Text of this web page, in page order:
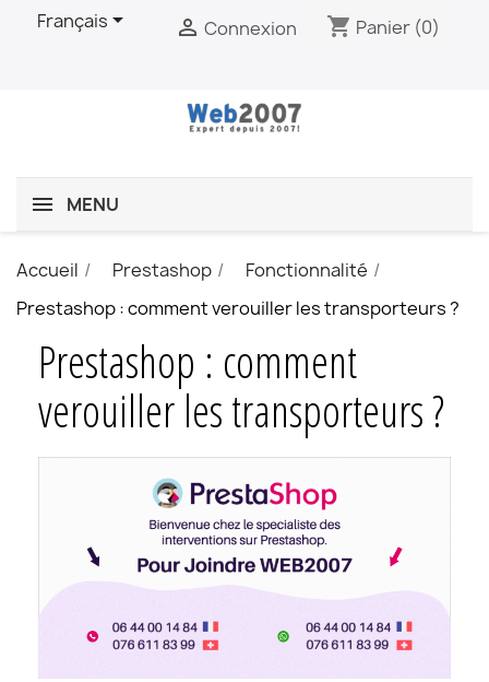
Français  Connexion shopping_cart Panier (0)
MENU
Accueil Prestashop
Fonctionnalité
Prestashop : comment verouiller les transporteurs ?
Prestashop : comment
verouiller les transporteurs ?